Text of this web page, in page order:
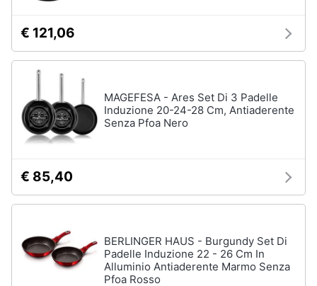
€ 121,06
MAGEFESA - Ares Set Di 3 Padelle
Induzione 20-24-28 Cm, Antiaderente
Senza Pfoa Nero
€ 85,40
BERLINGER HAUS - Burgundy Set Di
Padelle Induzione 22 - 26 Cm In
Alluminio Antiaderente Marmo Senza
Pfoa Rosso